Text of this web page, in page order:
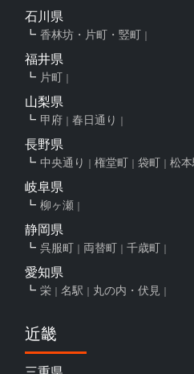
石川県
香林坊・片町・竪町
福井県
片町
山梨県
甲府 春日通り
長野県
中央通り 権堂町 袋町 松
岐阜県
柳ヶ瀬
静岡県
呉服町 両替町 千歳町
愛知県
栄 名駅 丸の内・伏見
近畿